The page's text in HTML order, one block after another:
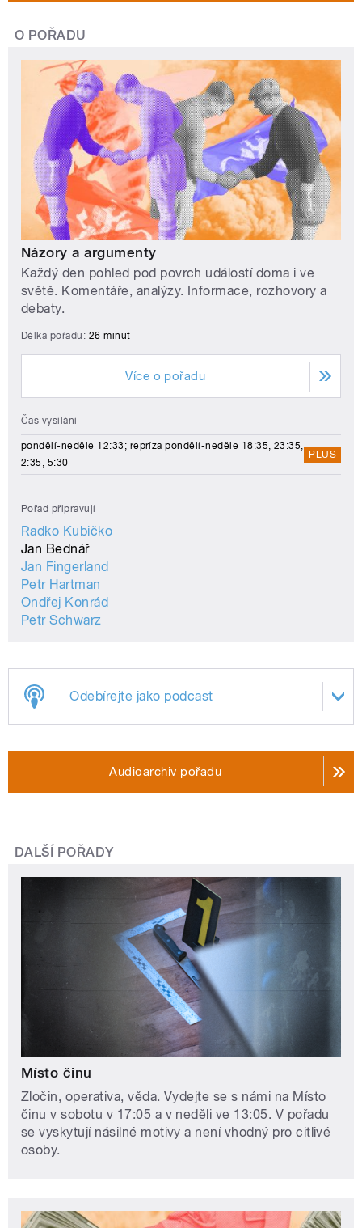
O POŘADU
Názory a argumenty
Každý den pohled pod povrch událostí doma i ve
světě. Komentáře, analýzy. Informace, rozhovory a
debaty.
Délka pořadu: 26 minut
Více o pořadu
Čas vysílání
pondělí-neděle 12:33; repríza pondělí-neděle 18:35, 23:35,
2:35, 5:30
PLUS
Pořad připravují
Radko Kubičko
Jan Bednář
Jan Fingerland
Petr Hartman
Ondřej Konrád
Petr Schwarz
Odebírejte jako podcast
Audioarchiv pořadu
DALŠÍ POŘADY
Místo činu
Zločin, operativa, věda. Vydejte se s námi na Místo
činu v sobotu v 17:05 a v neděli ve 13:05. V pořadu
se vyskytují násilné motivy a není vhodný pro citlivé
osoby.